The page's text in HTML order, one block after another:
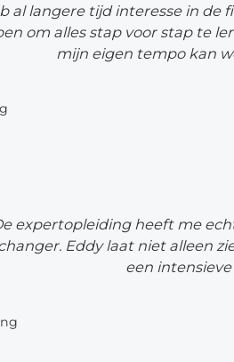
al langere tijd interesse in de
om alles stap voor stap te
mijn eigen tempo kan
expertopleiding heeft me
Eddy laat niet alleen
een